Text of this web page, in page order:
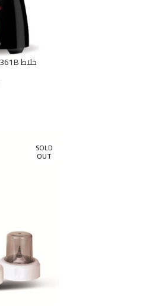
خلاط BL1361B من ميانتا – أسود، 400 واط
SOLD
OUT